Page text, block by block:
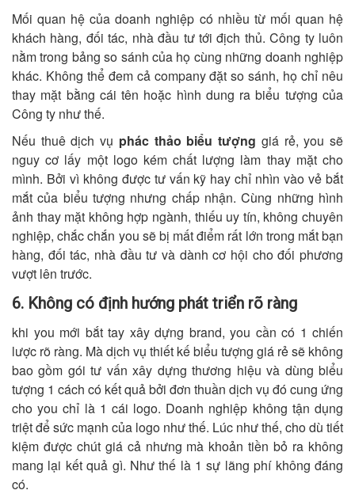
Mối quan hệ của doanh nghiệp có nhiều từ mối quan hệ
khách hàng, đối tác, nhà đầu tư tới địch thủ. Công ty luôn
nằm trong bảng so sánh của họ cùng những doanh nghiệp
khác. Không thể đem cả company đặt so sánh, họ chỉ nêu
thay mặt bằng cái tên hoặc hình dung ra biểu tượng của
Công ty như thế.
Nếu thuê dịch vụ phác thảo biểu tượng giá rẻ, you sẽ
nguy cơ lấy một logo kém chất lượng làm thay mặt cho
mình. Bởi vì không được tư vấn kỹ hay chỉ nhìn vào vẻ bắt
mắt của biểu tượng nhưng chấp nhận. Cùng những hình
ảnh thay mặt không hợp ngành, thiếu uy tín, không chuyên
nghiệp, chắc chắn you sẽ bị mất điểm rất lớn trong mắt bạn
hàng, đối tác, nhà đầu tư và dành cơ hội cho đối phương
vượt lên trước.
6. Không có định hướng phát triển rõ ràng
khi you mới bắt tay xây dựng brand, you cần có 1 chiến
lược rõ ràng. Mà dịch vụ thiết kế biểu tượng giá rẻ sẽ không
bao gồm gói tư vấn xây dựng thương hiệu và dùng biểu
tượng 1 cách có kết quả bởi đơn thuần dịch vụ đó cung ứng
cho you chỉ là 1 cái logo. Doanh nghiệp không tận dụng
triệt để sức mạnh của logo như thế. Lúc như thế, cho dù tiết
kiệm được chút giá cả nhưng mà khoản tiền bỏ ra không
mang lại kết quả gì. Như thế là 1 sự lãng phí không đáng
có.